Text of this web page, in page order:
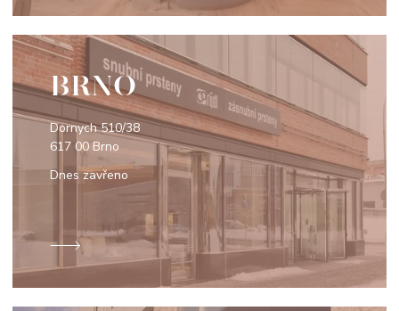
BRNO
Dornych 510/38
617 00 Brno
Dnes zavřeno